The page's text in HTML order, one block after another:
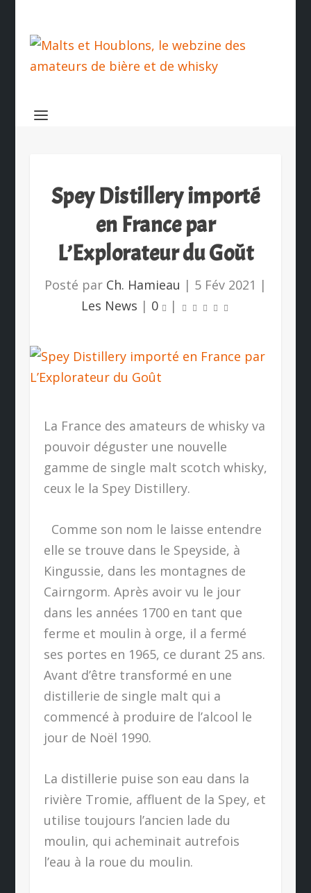
Spey Distillery importé
en France par
L’Explorateur du Goût
Posté par Ch. Hamieau | 5 Fév 2021 |
Les News | 0 |
La France des amateurs de whisky va
pouvoir déguster une nouvelle
gamme de single malt scotch whisky,
ceux le la Spey Distillery.
Comme son nom le laisse entendre
elle se trouve dans le Speyside, à
Kingussie, dans les montagnes de
Cairngorm. Après avoir vu le jour
dans les années 1700 en tant que
ferme et moulin à orge, il a fermé
ses portes en 1965, ce durant 25 ans.
Avant d’être transformé en une
distillerie de single malt qui a
commencé à produire de l’alcool le
jour de Noël 1990.
La distillerie puise son eau dans la
rivière Tromie, affluent de la Spey, et
utilise toujours l’ancien lade du
moulin, qui acheminait autrefois
l’eau à la roue du moulin.